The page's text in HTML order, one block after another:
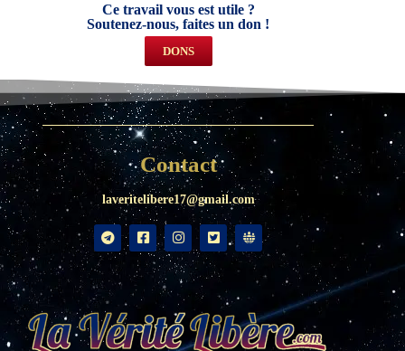
Ce travail vous est utile ?
Soutenez-nous, faites un don !
DONS
Contact
laveritelibere17@gmail.com